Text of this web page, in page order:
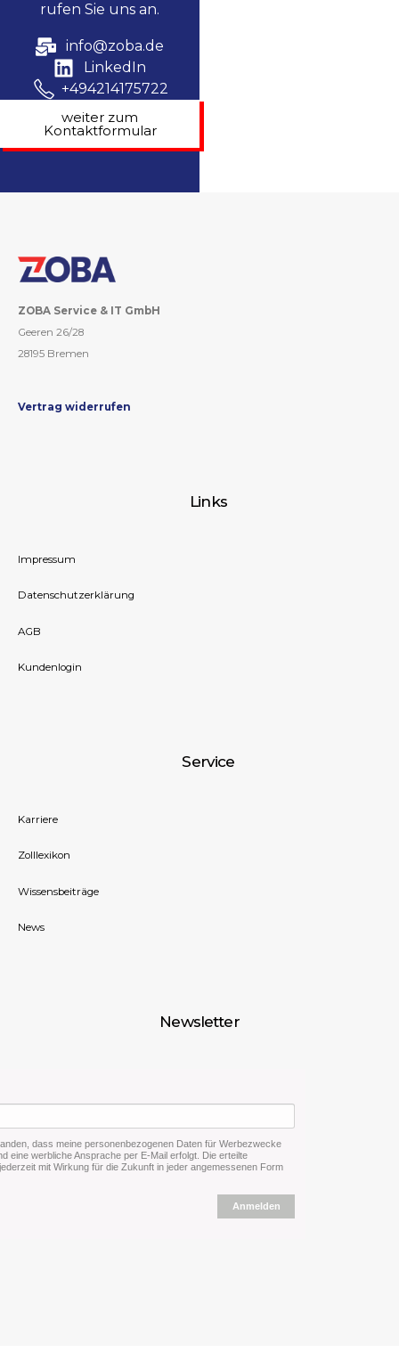
rufen Sie uns an.
info@zoba.de
LinkedIn
+494214175722
weiter zum
Kontaktformular
ZOBA Service & IT GmbH
Geeren 26/28
28195 Bremen
Vertrag widerrufen
Links
Impressum
Datenschutzerklärung
AGB
Kundenlogin
Service
Karriere
Zolllexikon
Wissensbeiträge
News
Newsletter
dass meine personenbezogenen Daten für Werbezwecke
eine werbliche Ansprache per E-Mail erfolgt. Die erteilte
mit Wirkung für die Zukunft in jeder angemessenen Form
Anmelden